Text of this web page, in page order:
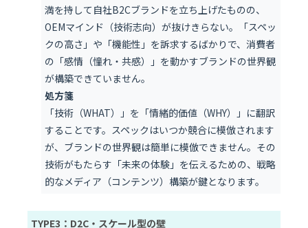
満を持して自社B2Cブランドを立ち上げたものの、
OEMマインド（技術志向）が抜けきらない。「スペッ
クの高さ」や「機能性」を訴求するばかりで、消費者
の「感情（憧れ・共感）」を動かすブランドの世界観
が構築できていません。
処方箋
「技術（WHAT）」を「情緒的価値（WHY）」に翻訳
することです。スペックはいつか競合に模倣されます
が、ブランドの世界観は簡単に模倣できません。その
技術がもたらす「未来の体験」を伝えるための、戦略
的なメディア（コンテンツ）構築が鍵となります。
TYPE3：D2C・スケール型の壁